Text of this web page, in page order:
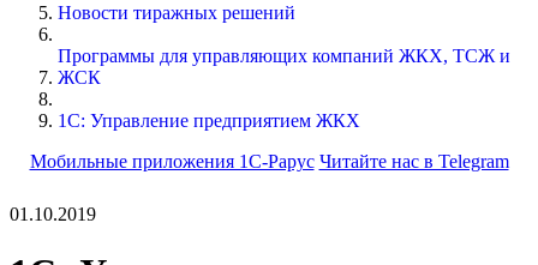
Новости тиражных решений
Программы для управляющих компаний ЖКХ, ТСЖ и
ЖСК
1С: Управление предприятием ЖКХ
Мобильные приложения 1С-Рарус Читайте нас в Telegram
01.10.2019